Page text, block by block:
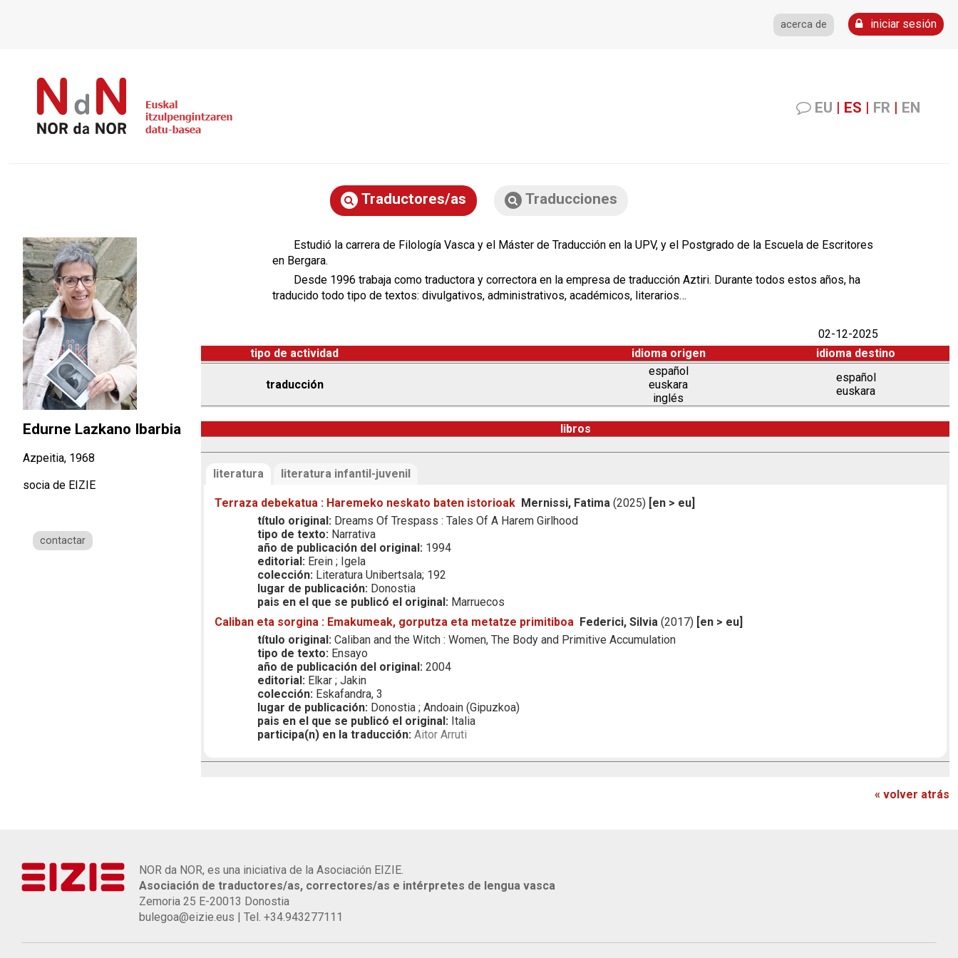
acerca de iniciar sesión
EU | ES | FR | EN
Traductores/as Traducciones
Edurne Lazkano Ibarbia
Azpeitia, 1968
socia de EIZIE
contactar
Estudió la carrera de Filología Vasca y el Máster de Traducción en la UPV, y el Postgrado de la Escuela de Escritores
en Bergara.
Desde 1996 trabaja como traductora y correctora en la empresa de traducción Aztiri. Durante todos estos años, ha
traducido todo tipo de textos: divulgativos, administrativos, académicos, literarios…
02-12-2025
tipo de actividad
idioma origen idioma destino
traducción
español
euskara
inglés
español
euskara
libros
literatura literatura infantil-juvenil
Terraza debekatua : Haremeko neskato baten istorioak Mernissi, Fatima (2025) [en > eu]
título original: Dreams Of Trespass : Tales Of A Harem Girlhood
tipo de texto: Narrativa
año de publicación del original: 1994
editorial: Erein ; Igela
colección: Literatura Unibertsala; 192
lugar de publicación: Donostia
pais en el que se publicó el original: Marruecos
Caliban eta sorgina : Emakumeak, gorputza eta metatze primitiboa Federici, Silvia (2017) [en > eu]
título original: Caliban and the Witch : Women, The Body and Primitive Accumulation
tipo de texto: Ensayo
año de publicación del original: 2004
editorial: Elkar ; Jakin
colección: Eskafandra, 3
lugar de publicación: Donostia ; Andoain (Gipuzkoa)
pais en el que se publicó el original: Italia
participa(n) en la traducción: Aitor Arruti
« volver atrás
NOR da NOR, es una iniciativa de la Asociación EIZIE.
Asociación de traductores/as, correctores/as e intérpretes de lengua vasca
Zemoria 25 E-20013 Donostia
bulegoa@eizie.eus | Tel. +34.943277111